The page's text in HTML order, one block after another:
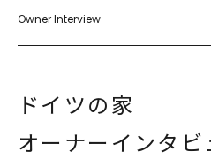
Owner Interview
ドイツの家
オーナーインタビ